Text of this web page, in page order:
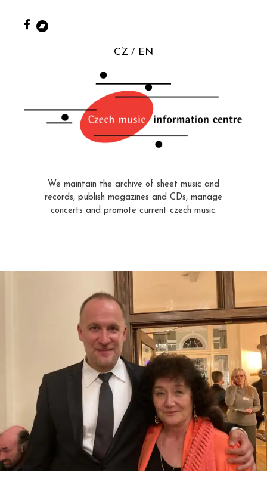
CZ EN
We maintain the archive of sheet music and
records, publish magazines and CDs, manage
concerts and promote current czech music.